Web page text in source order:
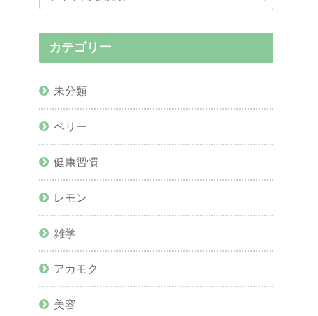
カテゴリー
未分類
ベリー
健康習慣
レモン
雑学
アカモク
美容